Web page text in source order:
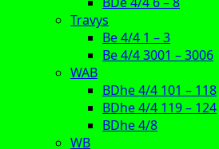
Travys
Be 4/4 1 – 3
Be 4/4 3001 – 3006
WAB
BDhe 4/4 101 – 118
BDhe 4/4 119 – 124
BDhe 4/8
WB